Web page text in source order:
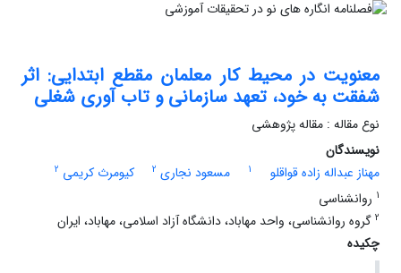
معنویت در محیط کار معلمان مقطع ابتدایی: اثر
شفقت به خود، تعهد سازمانی و تاب آوری شغلی
نوع مقاله : مقاله پژوهشی
نویسندگان
مهناز عبداله زاده قواقلو
1 مسعود نجاری 2 کیومرث کریمی 2
1 روانشناسی
2 گروه روانشناسی، واحد مهاباد، دانشگاه آزاد اسلامی، مهاباد، ایران
چکیده